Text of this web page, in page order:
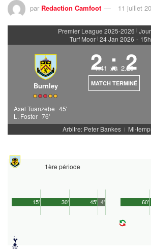
par Redaction Camfoot 11 juillet
Premier League 2025-2026 |
Turf Moor | 24 Jan 2026 -
Burnley
2 : 2
1.41 xG 2.29
MATCH TERMINÉ
Axel Tuanzebe 45'
L. Foster 76'
Arbitre: Peter Bankes | Mi-
1ère période
45'
15' 30' 4' 60'